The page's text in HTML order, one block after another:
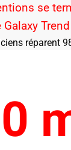
se
réparent